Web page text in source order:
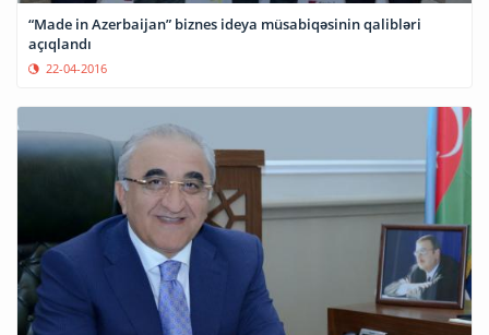
“Made in Azerbaijan” biznes ideya müsabiqəsinin qalibləri
açıqlandı
22-04-2016